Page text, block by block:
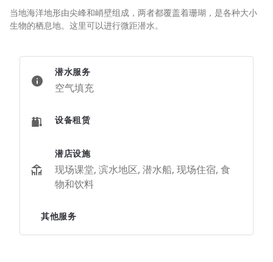
当地海洋地形由尖峰和峭壁组成，两者都覆盖着珊瑚，是各种大小
生物的栖息地。这里可以进行微距潜水。
潜水服务
空气填充
设备租赁
潜店设施
现场课堂, 滨水地区, 潜水船, 现场住宿, 食
物和饮料
其他服务